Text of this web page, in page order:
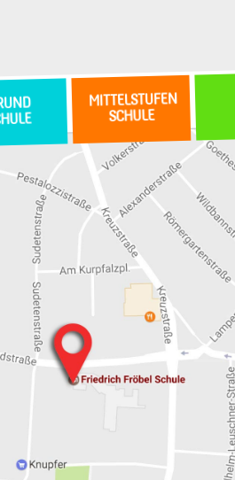
MITTELSTUFEN
SCHULE